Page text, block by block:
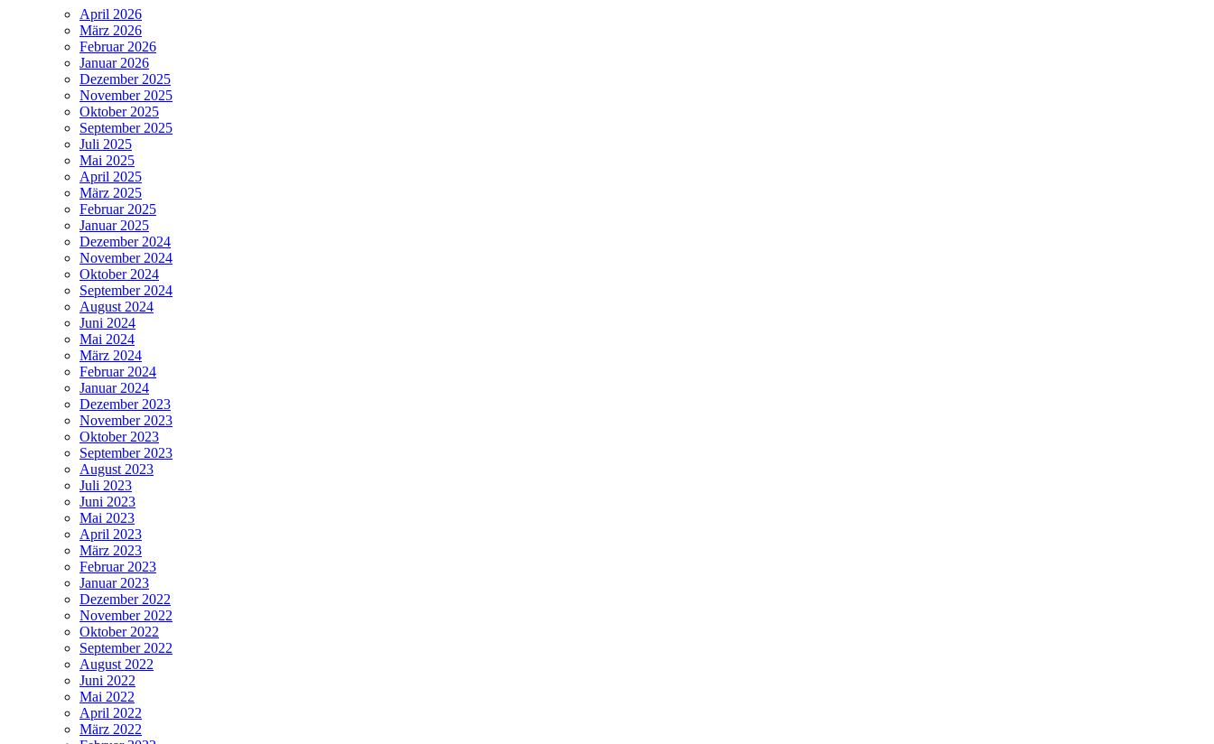
April 2026
März 2026
Februar 2026
Januar 2026
Dezember 2025
November 2025
Oktober 2025
September 2025
Juli 2025
Mai 2025
April 2025
März 2025
Februar 2025
Januar 2025
Dezember 2024
November 2024
Oktober 2024
September 2024
August 2024
Juni 2024
Mai 2024
März 2024
Februar 2024
Januar 2024
Dezember 2023
November 2023
Oktober 2023
September 2023
August 2023
Juli 2023
Juni 2023
Mai 2023
April 2023
März 2023
Februar 2023
Januar 2023
Dezember 2022
November 2022
Oktober 2022
September 2022
August 2022
Juni 2022
Mai 2022
April 2022
März 2022